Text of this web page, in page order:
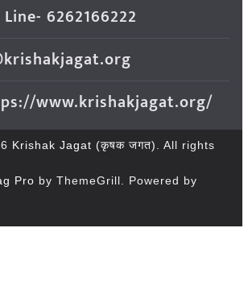
6262166222
www.krishakjagat.org/
Krishak Jagat (कृषक जगत). All rights
Pro by ThemeGrill. Powered by